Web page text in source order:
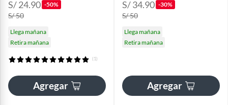
S/ 24.90 -50%
S/ 50
Llega mañana
Retira mañana
(1)
Agregar
S/ 34.90 -30%
S/ 50
Llega mañana
Retira mañana
Agregar